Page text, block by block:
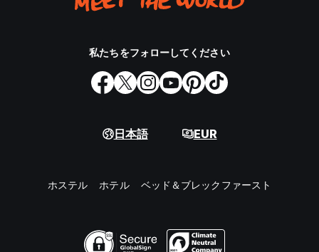
私たちをフォローしてください
日本語 EUR
ホステル ホテル ベッド＆ブレックファースト